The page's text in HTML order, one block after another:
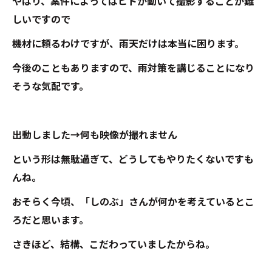
しいですので
機材に頼るわけですが、雨天だけは本当に困ります。
今後のこともありますので、雨対策を講じることになり
そうな気配です。
出動しました→何も映像が撮れません
という形は無駄過ぎて、どうしてもやりたくないですも
んね。
おそらく今頃、「しのぶ」さんが何かを考えているとこ
ろだと思います。
さきほど、結構、こだわっていましたからね。